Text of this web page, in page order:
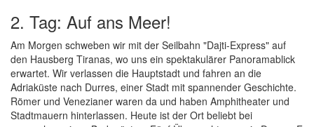
2. Tag: Auf ans Meer!
Am Morgen schweben wir mit der Seilbahn "Dajti-Express" auf
den Hausberg Tiranas, wo uns ein spektakulärer Panoramablick
erwartet. Wir verlassen die Hauptstadt und fahren an die
Adriaküste nach Durres, einer Stadt mit spannender Geschichte.
Römer und Venezianer waren da und haben Amphitheater und
Stadtmauern hinterlassen. Heute ist der Ort beliebt bei